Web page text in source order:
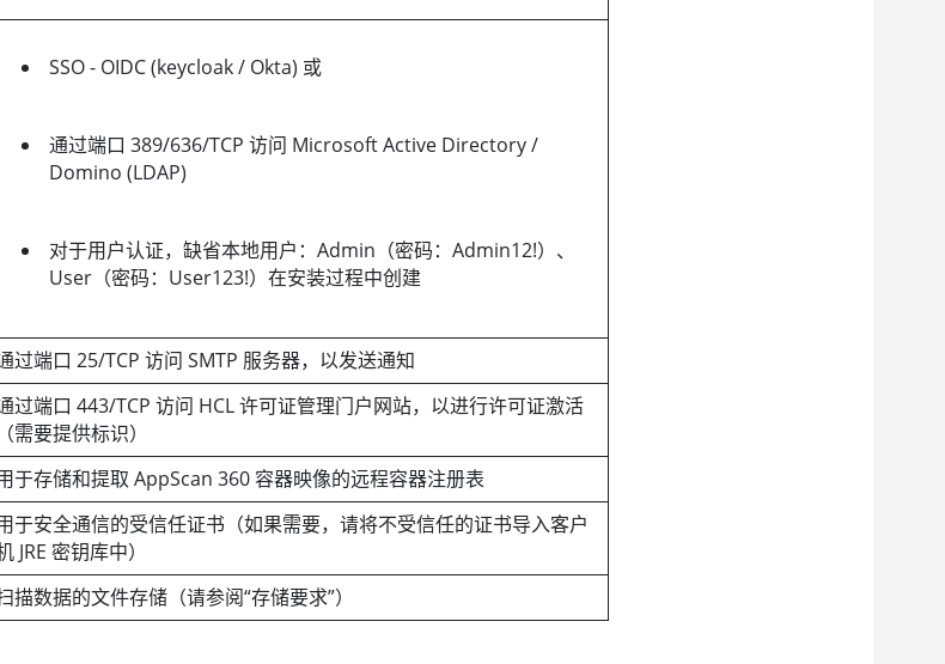
SSO - OIDC (keycloak / Okta) 或
通过端口 389/636/TCP 访问 Microsoft Active Directory /
Domino (LDAP)
对于用户认证，缺省本地用户：Admin（密码：Admin12!）、
User（密码：User123!）在安装过程中创建
过端口 25/TCP 访问 SMTP 服务器，以发送通知
过端口 443/TCP 访问 HCL 许可证管理门户网站，以进行许可证激活
（需要提供标识）
于存储和提取 AppScan 360 容器映像的远程容器注册表
于安全通信的受信任证书（如果需要，请将不受信任的证书导入客户
JRE 密钥库中）
描数据的文件存储（请参阅“存储要求”）